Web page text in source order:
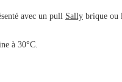
avec un pull Sally brique ou
à 30°C.